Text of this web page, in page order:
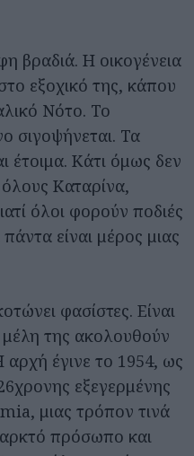
βραδιά. Η οικογένεια
στο εξοχικό της, κάπου
Νότο. Το
σιγοψήνεται. Τα
έτοιμα. Κάτι όμως δεν
όλους Καταρίνα,
όλοι φορούν ποδιές
είναι μέρος μιας
φασίστες. Είναι
της ακολουθούν
έγινε το 1954, ως
εξεγερμένης
μιας τρόπον τινά
πρόσωπο και